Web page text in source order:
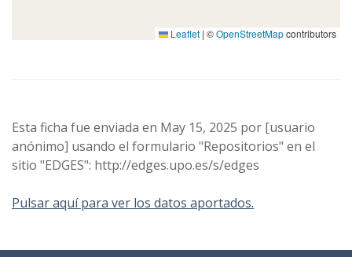
Leaflet | ©OpenStreetMapcontributors
Esta ficha fue enviada en May 15, 2025 por [usuario
anónimo] usando el formulario "Repositorios" en el
sitio "EDGES": http://edges.upo.es/s/edges
Pulsar aquí para ver los datos aportados.